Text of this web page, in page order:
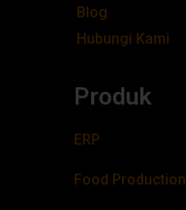
Blog
Hubungi Kami
Produk
ERP
Food Production